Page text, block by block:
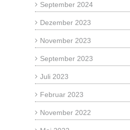
September 2024
Dezember 2023
November 2023
September 2023
Juli 2023
Februar 2023
November 2022